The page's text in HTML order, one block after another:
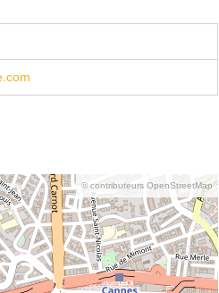
© contributeurs OpenStreetMap